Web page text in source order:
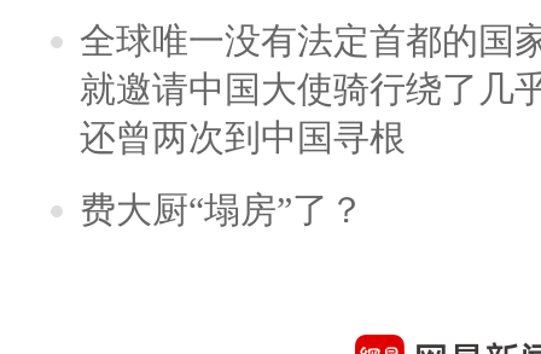
全球唯一没有法定首都的国
就邀请中国大使骑行绕了几
还曾两次到中国寻根
费大厨“塌房”了？